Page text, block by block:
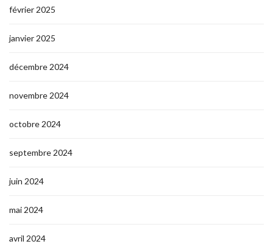
février 2025
janvier 2025
décembre 2024
novembre 2024
octobre 2024
septembre 2024
juin 2024
mai 2024
avril 2024